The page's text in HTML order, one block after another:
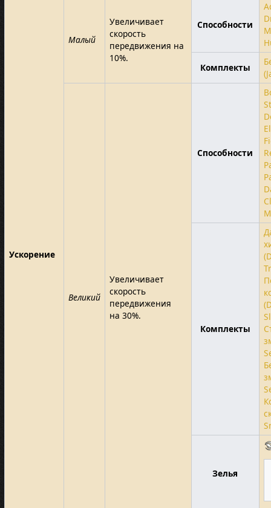
Ускорение
Малый
Увеличивает
скорость
передвижения на
10%.
Способности
Комплекты
Великий
Увеличивает
скорость
передвижения
на 30%.
Способности
Комплекты
Зелья